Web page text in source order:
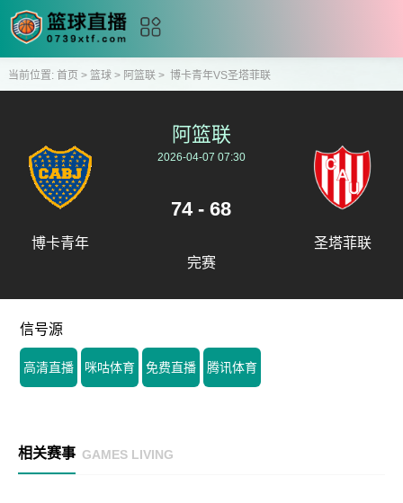
当前位置: 首页 > 篮球> 阿篮联> 博卡青年VS圣塔菲联
博卡青年
阿篮联
2026-04-07 07:30
74 - 68
完赛
圣塔菲联
信号源
高清直播 咪咕体育 免费直播 腾讯体育
相关赛事 GAMES LIVING